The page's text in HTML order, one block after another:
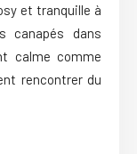
et tranquille à
canapés dans
calme comme
rencontrer du